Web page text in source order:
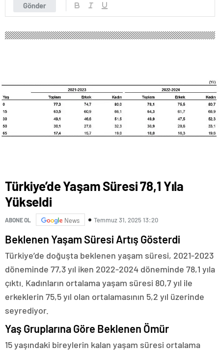
Gönder
Türkiye’de Yaşam Süresi 78,1 Yıla
Yükseldi
ABONE OL News Temmuz 31, 2025 13:20
Beklenen Yaşam Süresi Artış Gösterdi
Türkiye’de doğuşta beklenen yaşam süresi, 2021-2023
döneminde 77,3 yıl iken 2022-2024 döneminde 78,1 yıla
çıktı. Kadınların ortalama yaşam süresi 80,7 yıl ile
erkeklerin 75,5 yıl olan ortalamasının 5,2 yıl üzerinde
seyrediyor.
Yaş Gruplarına Göre Beklenen Ömür
15 yaşındaki bireylerin kalan yaşam süresi ortalama